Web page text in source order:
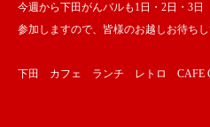
今週から下田がんバルも1日・2日・3日
参加しますので、皆様のお越しお待ち
下田 カフェ ランチ レトロ CAFE